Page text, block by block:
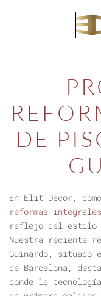
DE
En Elit Decor,
reformas
reflejo del estilo
Nuestra reciente
Guinardó, situado
de Barcelona,
donde la